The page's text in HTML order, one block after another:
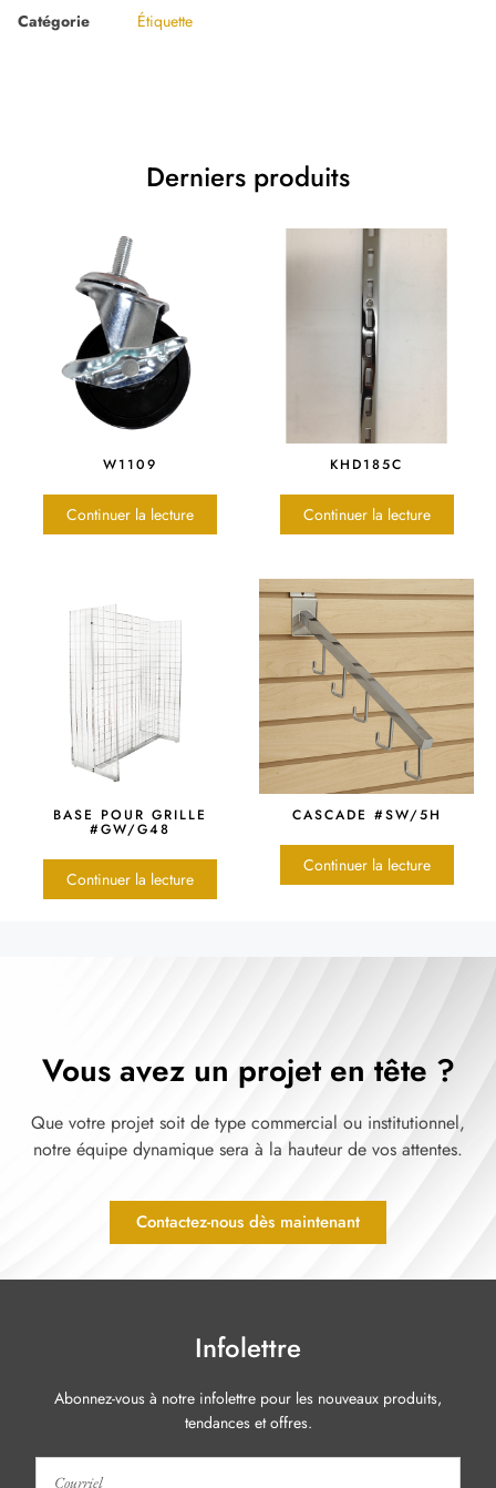
Catégorie Étiquette
Derniers produits
W1109
Continuer la lecture
KHD185C
Continuer la lecture
BASE POUR GRILLE
#GW/G48
Continuer la lecture
CASCADE #SW/5H
Continuer la lecture
Vous avez un projet en tête ?
Que votre projet soit de type commercial ou institutionnel,
notre équipe dynamique sera à la hauteur de vos attentes.
Contactez-nous dès maintenant
Infolettre
Abonnez-vous à notre infolettre pour les nouveaux produits,
tendances et offres.